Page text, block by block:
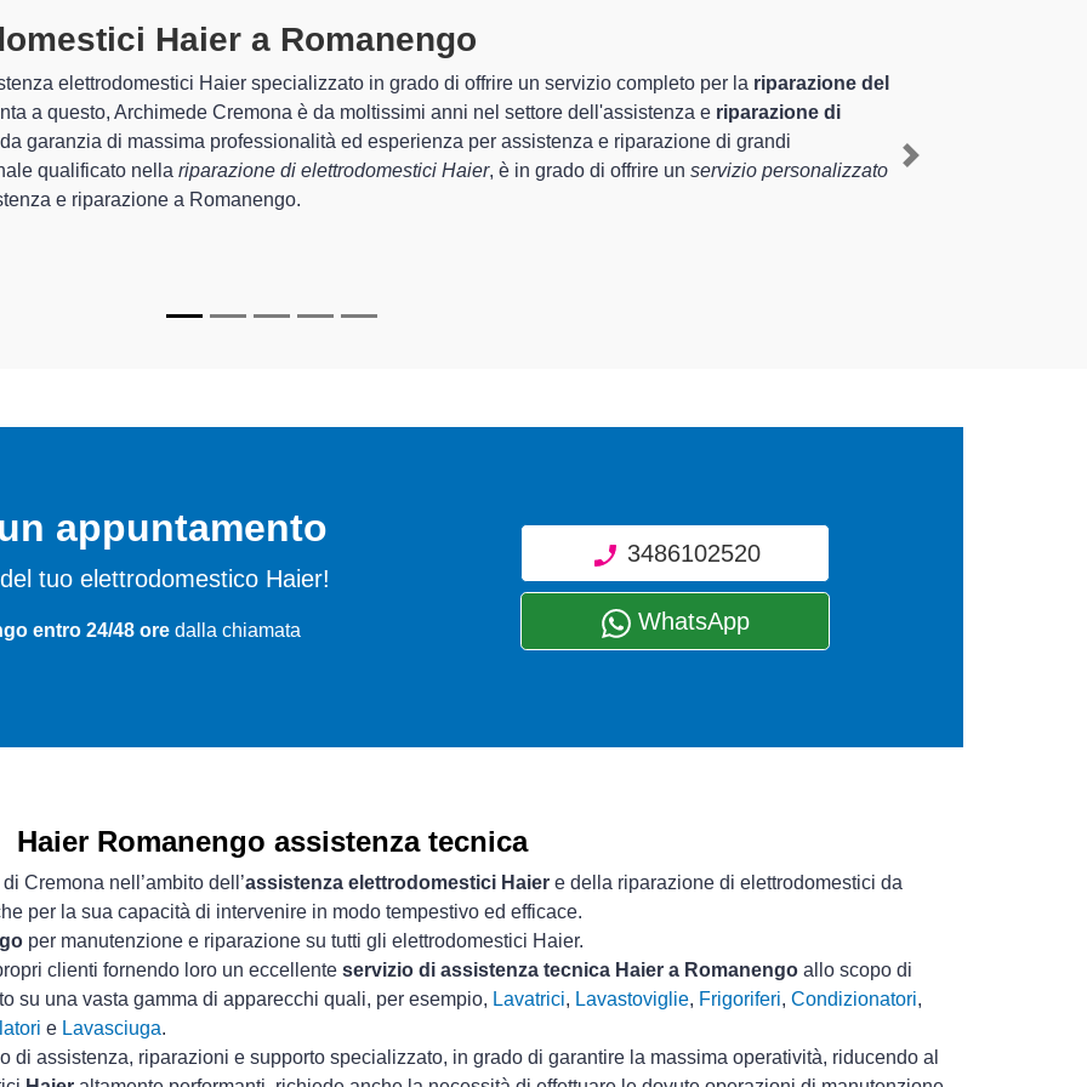
Haier A Romanengospecializzati altamente
Cremona sono in grado di garantire al cliente esperienza pluriennale nel territorio di Romanengo e provincia
e lariparazione del tuo elettrodomestico Haier a Romanengo , mediante il ripristino rapido del corretto
di Archimede Cremona sono in grado di fornire interventi di diverse tipologie sugli elettrodomestici da
Next
appuntamento
tuo elettrodomestico Haier!
entro 24/48 ore dalla chiamata
3486102520
WhatsApp
Haier Romanengo assistenza tecnica
Cremona nell’ambito dell’assistenza elettrodomestici Haier e della riparazione di elettrodomestici da
per la sua capacità di intervenire in modo tempestivo ed efficace.
per manutenzione e riparazione su tutti gli elettrodomestici Haier.
clienti fornendo loro un eccellente servizio di assistenza tecnica Haier a Romanengo allo scopo di
su una vasta gamma di apparecchi quali, per esempio, Lavatrici, Lavastoviglie, Frigoriferi, Condizionatori,
e Lavasciuga.
di assistenza, riparazioni e supporto specializzato, in grado di garantire la massima operatività, riducendo al